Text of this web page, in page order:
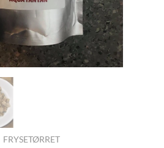
FRYSETØRRET